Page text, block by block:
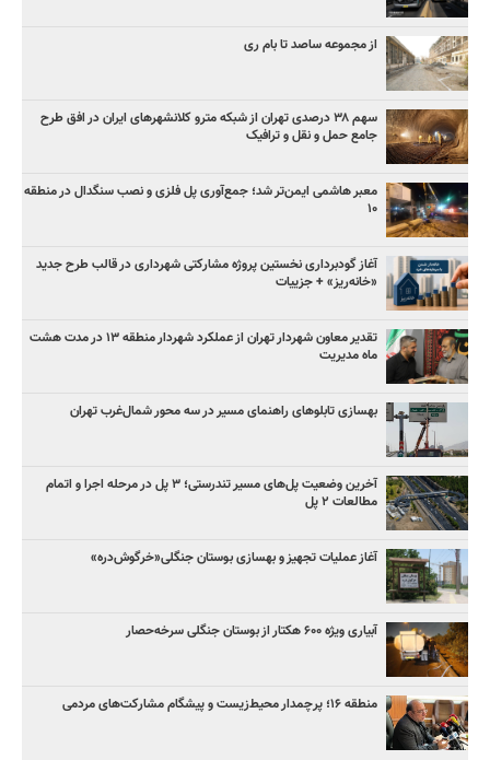
از مجموعه ساصد تا بام ری
سهم ۳۸ درصدی تهران از شبکه مترو کلانشهرهای ایران در افق طرح
جامع حمل و نقل و ترافیک
معبر هاشمی ایمن‌تر شد؛ جمع‌آوری پل فلزی و نصب سنگدال در منطقه
۱۰
آغاز گودبرداری نخستین پروژه مشارکتی شهرداری در قالب طرح جدید
«خانه‌ریز» + جزییات
تقدیر معاون شهردار تهران از عملکرد شهردار منطقه ۱۳ در مدت هشت
ماه مدیریت
بهسازی تابلوهای راهنمای مسیر در سه محور شمال‌غرب تهران
آخرین وضعیت پل‌های مسیر تندرستی؛ ۳ پل در مرحله اجرا و اتمام
مطالعات ۲ پل
آغاز عملیات تجهیز و بهسازی بوستان جنگلی«خرگوش‌دره»
آبیاری ویژه ۶۰۰ هکتار از بوستان جنگلی سرخه‌حصار
منطقه ۱۶؛ پرچمدار محیط‌زیست و پیشگام مشارکت‌های مردمی